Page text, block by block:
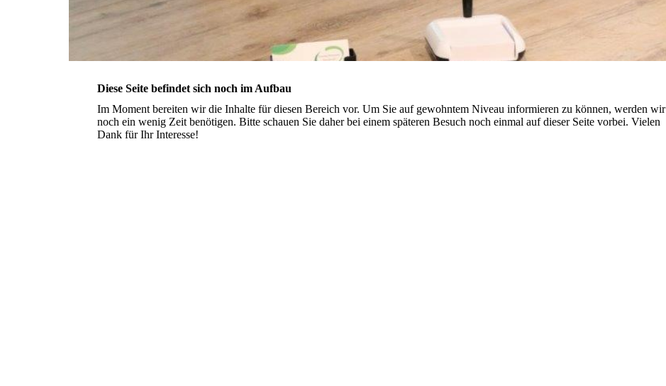
Diese Seite befindet sich noch im Aufbau
Im Moment bereiten wir die Inhalte für diesen Bereich vor. Um Sie auf gewohntem Niveau informieren zu können, werden wir
noch ein wenig Zeit benötigen. Bitte schauen Sie daher bei einem späteren Besuch noch einmal auf dieser Seite vorbei. Vielen
Dank für Ihr Interesse!